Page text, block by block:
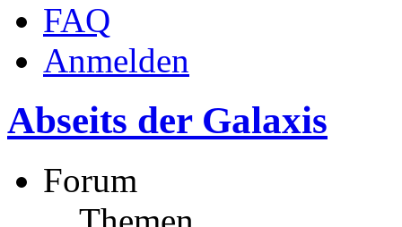
FAQ
Anmelden
Abseits der Galaxis
Forum